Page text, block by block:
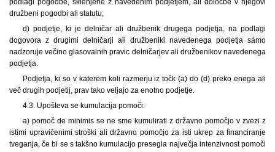
podlagi pogodbe, sklenjene z navedenim podjetjem, ali določbe v njegovi
družbeni pogodbi ali statutu;
d) podjetje, ki je delničar ali družbenik drugega podjetja, na podlagi
dogovora z drugimi delničarji ali družbeniki navedenega podjetja sámo
nadzoruje večino glasovalnih pravic delničarjev ali družbenikov navedenega
podjetja.
Podjetja, ki so v katerem koli razmerju iz točk (a) do (d) preko enega ali
več drugih podjetij, prav tako veljajo za enotno podjetje.
4.3. Upošteva se kumulacija pomoči:
a) pomoč de minimis se ne sme kumulirati z državno pomočjo v zvezi z
istimi upravičenimi stroški ali državno pomočjo za isti ukrep za financiranje
tveganja, če bi se s takšno kumulacijo presegla največja intenzivnost pomoči